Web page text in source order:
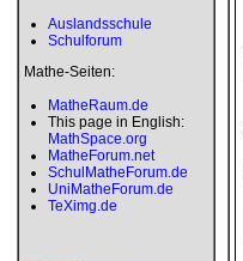
Auslandsschule
Schulforum
Mathe-Seiten:
MatheRaum.de
This page in English:
MathSpace.org
MatheForum.net
SchulMatheForum.de
UniMatheForum.de
TeXimg.de